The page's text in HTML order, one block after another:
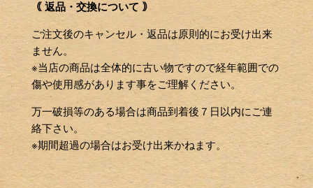
｟ 返品・交換について ｠
ご注文後のキャンセル・返品は原則的にお受け出来
ません。
※当店の商品は全体的に古い物ですので経年範囲での
傷や使用感があります事をご理解ください。
万一破損等のある場合は商品到着後７日以内にご連
絡下さい。
※期間超過の場合はお受け出来かねます。